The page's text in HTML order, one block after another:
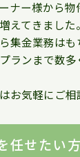
ナー様から
えてきまし
集金業務は
ランまで数
お気軽にご相
任せたい